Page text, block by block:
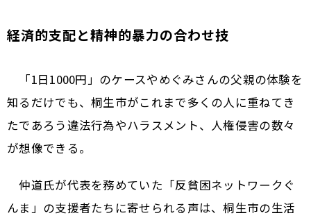
経済的支配と精神的暴力の合わせ技
「1日1000円」のケースやめぐみさんの父親の体験を
知るだけでも、桐生市がこれまで多くの人に重ねてき
たであろう違法行為やハラスメント、人権侵害の数々
が想像できる。
仲道氏が代表を務めていた「反貧困ネットワークぐ
んま」の支援者たちに寄せられる声は、桐生市の生活